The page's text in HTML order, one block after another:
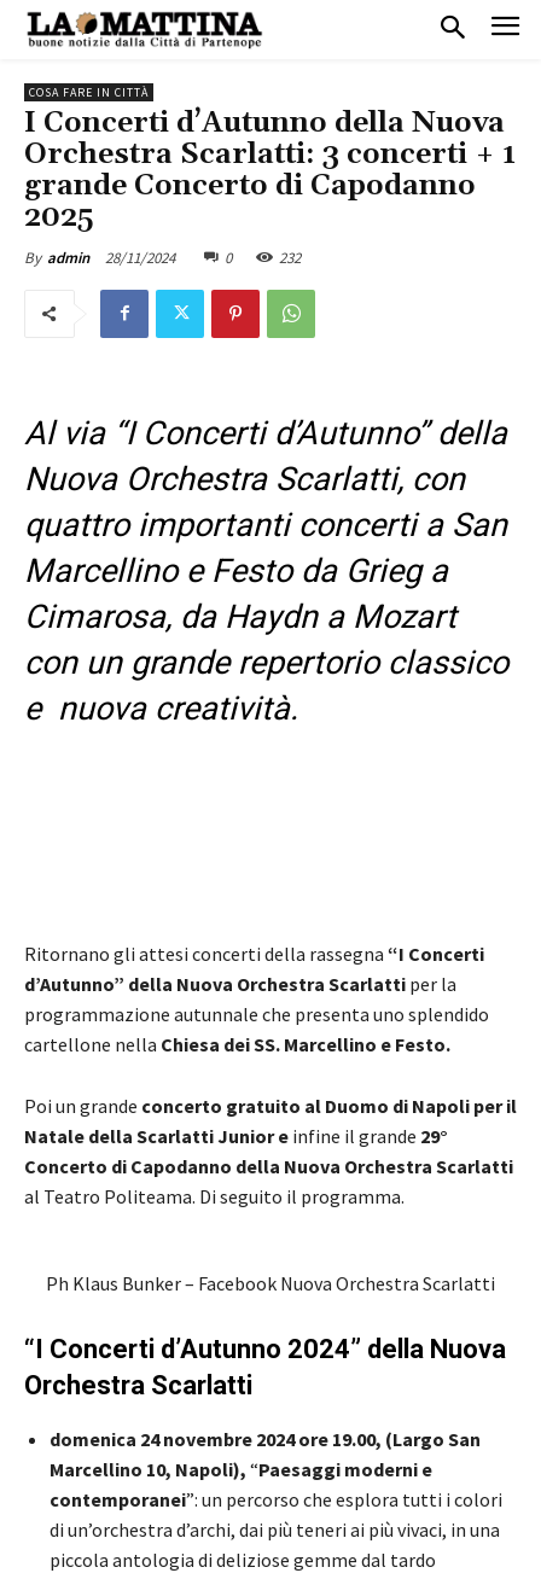
COSA FARE IN CITTÀ
I Concerti d’Autunno della Nuova
Orchestra Scarlatti: 3 concerti + 1
grande Concerto di Capodanno
2025
By admin 28/11/2024 0 232
Al via “I Concerti d’Autunno” della
Nuova Orchestra Scarlatti, con
quattro importanti concerti a San
Marcellino e Festo da Grieg a
Cimarosa, da Haydn a Mozart
con un grande repertorio classico
e nuova creatività.
Ritornano gli attesi concerti della rassegna “I Concerti
d’Autunno” della Nuova Orchestra Scarlatti per la
programmazione autunnale che presenta uno splendido
cartellone nella Chiesa dei SS. Marcellino e Festo.
Poi un grande concerto gratuito al Duomo di Napoli per il
Natale della Scarlatti Junior e infine il grande 29°
Concerto di Capodanno della Nuova Orchestra Scarlatti
al Teatro Politeama. Di seguito il programma.
Ph Klaus Bunker – Facebook Nuova Orchestra Scarlatti
“I Concerti d’Autunno 2024” della Nuova
Orchestra Scarlatti
domenica 24 novembre 2024 ore 19.00, (Largo San
Marcellino 10, Napoli), “Paesaggi moderni e
contemporanei”: un percorso che esplora tutti i colori
di un’orchestra d’archi, dai più teneri ai più vivaci, in una
piccola antologia di deliziose gemme dal tardo